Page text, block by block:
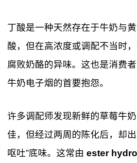
丁酸是一种天然存在于牛奶与
酸，但在高浓度或调配不当时
腐败奶酪的异味。这也是消费者
牛奶电子烟的首要抱怨。
许多调配师发现新鲜的草莓牛
佳，但经过两周的陈化后，却
呕吐”底味。这常由 ester